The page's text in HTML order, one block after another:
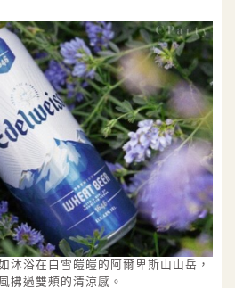
沐浴在白雪皚皚的阿爾卑斯山山岳，
拂過雙頰的清涼感。